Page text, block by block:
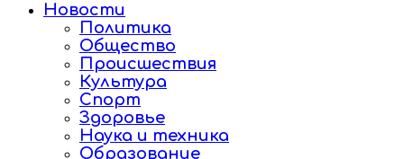
Новости
Политика
Общество
Происшествия
Культура
Спорт
Здоровье
Наука и техника
Образование